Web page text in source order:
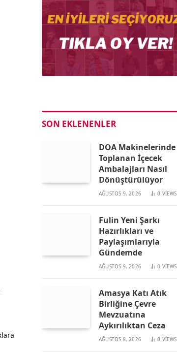
SON EKLENENLER
DOA Makinelerinde
Toplanan İçecek
Ambalajları Nasıl
Dönüştürülüyor
AĞUSTOS 9, 2026 0 VIEWS
Fulin Yeni Şarkı
Hazırlıkları ve
Paylaşımlarıyla
Gündemde
AĞUSTOS 9, 2026 0 VIEWS
Amasya Katı Atık
Birliğine Çevre
Mevzuatına
Aykırılıktan Ceza
AĞUSTOS 8, 2026 0 VIEWS